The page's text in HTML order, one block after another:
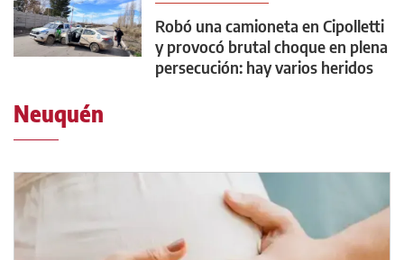
Robó una camioneta en Cipolletti
y provocó brutal choque en plena
persecución: hay varios heridos
Neuquén